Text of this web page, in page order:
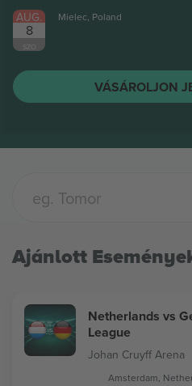
AUG.
8
SZO
Mielec, Poland
VÁSÁROLJON
Ajánlott
Netherlands vs
League
Johan Cruyff Arena
Amsterdam,